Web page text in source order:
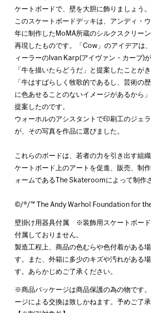
ケートボードで、壁を大胆に飾りましょう。
このスケートボードデッキは、アンディ・
年に制作したMoMA所蔵のシルクスクリー
再現したものです。「Cow」のアイデアは
ィーラーのIvan Karp(アイヴァン・カープ)
「牛を描いたらどうだ」と提案したことが
「牛はすばらしく牧歌的であるし、芸術の
に色あせることのないイメージがあるから
提案したのです。
ウォーホルのアシスタントで印刷工のジェ
が、その写真を作品に選びました。
これらのボードは、若者の力を引き出す組
ケートボード上のアートを促進、販売、制
ォームであるThe Skateroomによって制作
©/®/™ The Andy Warhol Foundation for
壁掛け用器具付属 ※装飾用スケートボード
付属しておりません。
製造工程上、商品の色むらや色付着がある
す。また、外箱に多少のキズや汚れがある
す。あらかじめご了承ください。
※商品パッケージは商品保護の為の物です
ージによる交換は致しかねます。予めご了承